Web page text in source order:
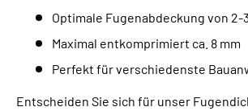
Optimale Fugenabdeckung von 2-
Maximal entkomprimiert ca. 8 mm
Perfekt für verschiedenste
Entscheiden Sie sich für unser